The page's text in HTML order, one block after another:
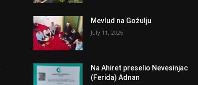
Mevlud na Gožulju
July 11, 2026
Na Ahiret preselio Nevesinjac
(Ferida) Adnan